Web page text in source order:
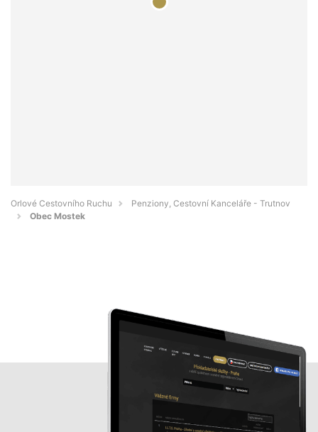
Orlové Cestovního Ruchu
Penziony, Cestovní Kanceláře - Trutnov
Obec Mostek